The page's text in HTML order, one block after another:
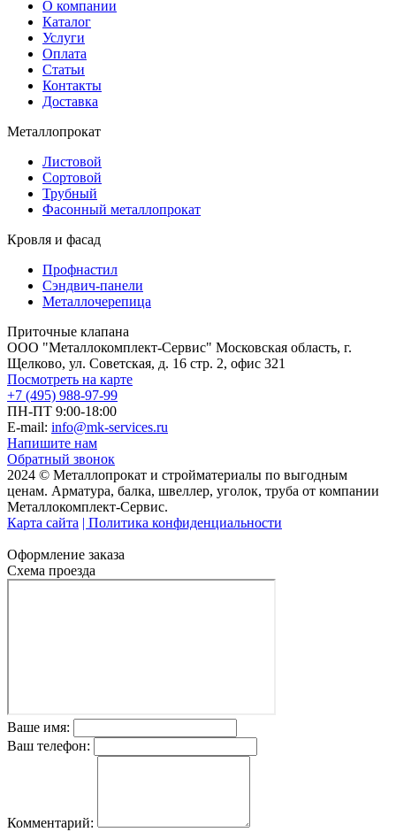
О компании
Каталог
Услуги
Оплата
Статьи
Контакты
Доставка
Металлопрокат
Листовой
Сортовой
Трубный
Фасонный металлопрокат
Кровля и фасад
Профнастил
Сэндвич-панели
Металлочерепица
Приточные клапана
ООО "Металлокомплект-Сервис" Московская область, г.
Щелково, ул. Советская, д. 16 стр. 2, офис 321
Посмотреть на карте
+7 (495) 988-97-99
ПН-ПТ 9:00-18:00
E-mail: info@mk-services.ru
Напишите нам
Обратный звонок
2024 © Металлопрокат и стройматериалы по выгодным
ценам. Арматура, балка, швеллер, уголок, труба от компании
Металлокомплект-Сервис.
Карта сайта | Политика конфиденциальности
Оформление заказа
Схема проезда
Ваше имя:
Ваш телефон:
Комментарий: